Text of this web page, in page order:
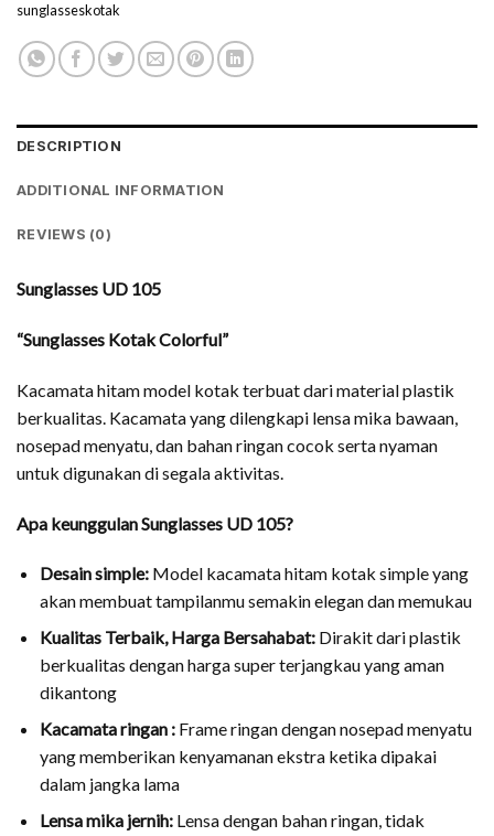
sunglasseskotak
DESCRIPTION
ADDITIONAL INFORMATION
REVIEWS (0)
Sunglasses UD 105
“Sunglasses Kotak Colorful”
Kacamata hitam model kotak terbuat dari material plastik
berkualitas. Kacamata yang dilengkapi lensa mika bawaan,
nosepad menyatu, dan bahan ringan cocok serta nyaman
untuk digunakan di segala aktivitas.
Apa keunggulan Sunglasses UD 105?
Desain simple:Model kacamata hitam kotak simple yang
akan membuat tampilanmu semakin elegan dan memukau
Kualitas Terbaik, Harga Bersahabat:Dirakit dari plastik
berkualitas dengan harga super terjangkau yang aman
dikantong
Kacamata ringan : Frame ringan dengan nosepad menyatu
yang memberikan kenyamanan ekstra ketika dipakai
dalam jangka lama
Lensa mika jernih:Lensa dengan bahan ringan, tidak